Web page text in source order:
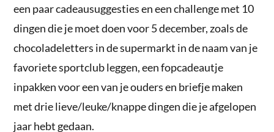
een paar cadeausuggesties en een challenge met 10
dingen die je moet doen voor 5 december, zoals de
chocoladeletters in de supermarkt in de naam van je
favoriete sportclub leggen, een fopcadeautje
inpakken voor een van je ouders en briefje maken
met drie lieve/leuke/knappe dingen die je afgelopen
jaar hebt gedaan.